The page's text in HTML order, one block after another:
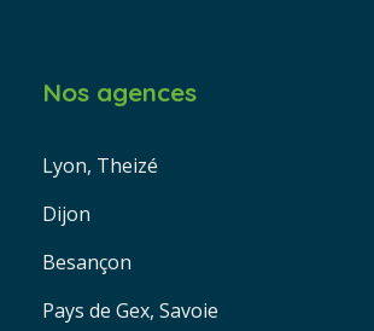
Nos agences
Lyon, Theizé
Dijon
Besançon
Pays de Gex, Savoie